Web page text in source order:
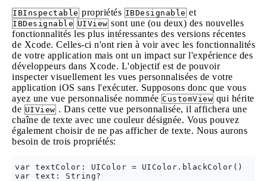
IBInspectable propriétés IBDesignable et
IBDesignable UIView sont une (ou deux) des nouvelles
fonctionnalités les plus intéressantes des versions récentes
de Xcode. Celles-ci n'ont rien à voir avec les fonctionnalités
de votre application mais ont un impact sur l'expérience des
développeurs dans Xcode. L'objectif est de pouvoir
inspecter visuellement les vues personnalisées de votre
application iOS sans l'exécuter. Supposons donc que vous
ayez une vue personnalisée nommée CustomView qui hérite
de UIView . Dans cette vue personnalisée, il affichera une
chaîne de texte avec une couleur désignée. Vous pouvez
également choisir de ne pas afficher de texte. Nous aurons
besoin de trois propriétés:
var textColor: UIColor = UIColor.blackColor()
var text: String?